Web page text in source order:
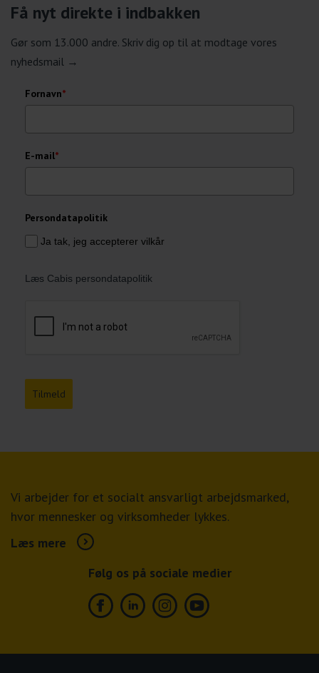
Få nyt direkte i indbakken
Gør som 13.000 andre. Skriv dig op til at modtage vores
nyhedsmail →
Fornavn*
E-mail*
Persondatapolitik
Ja tak, jeg accepterer vilkår
Læs Cabis persondatapolitik
Tilmeld
Vi arbejder for et socialt ansvarligt arbejdsmarked,
hvor mennesker og virksomheder lykkes.
Læs mere
Følg os på sociale medier